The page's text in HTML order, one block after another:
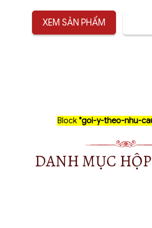
XEM SẢN PHẨM
Block "goi-y-theo-nhu-
DANH MỤC